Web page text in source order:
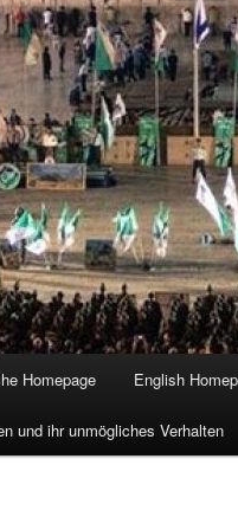
Homepage English
und ihr unmögliches Verhalten